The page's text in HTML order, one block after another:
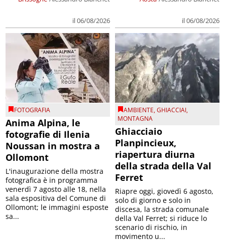
il 06/08/2026 il 06/08/2026
FOTOGRAFIA
Anima Alpina, le
fotografie di Ilenia
Noussan in mostra a
Ollomont
L'inaugurazione della mostra
fotografica è in programma
venerdì 7 agosto alle 18, nella
sala espositiva del Comune di
Ollomont; le immagini esposte
sa...
AMBIENTE,GHIACCIAI,
MONTAGNA
Ghiacciaio
Planpincieux,
riapertura diurna
della strada della Val
Ferret
Riapre oggi, giovedì 6 agosto,
solo di giorno e solo in
discesa, la strada comunale
della Val Ferret; si riduce lo
scenario di rischio, in
movimento u...